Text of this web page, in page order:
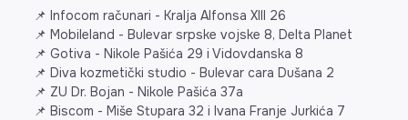
📌 Infocom računari - Kralja Alfonsa XIII 26
📌 Mobileland - Bulevar srpske vojske 8, Delta Planet
📌 Gotiva - Nikole Pašića 29 i Vidovdanska 8
📌 Diva kozmetički studio - Bulevar cara Dušana 2
📌 ZU Dr. Bojan - Nikole Pašića 37a
📌 Biscom - Miše Stupara 32 i Ivana Franje Jurkića 7